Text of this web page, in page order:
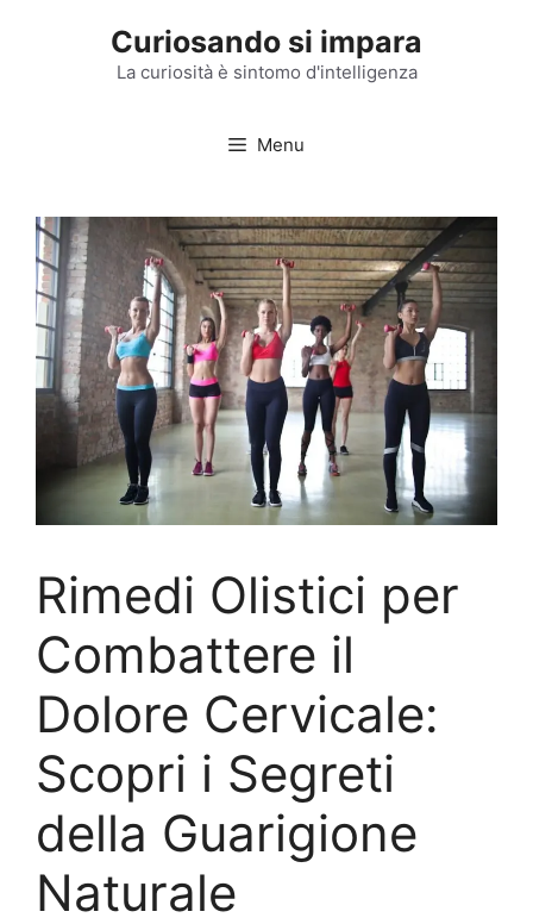
Curiosando si impara
La curiosità è sintomo d'intelligenza
Menu
Rimedi Olistici per
Combattere il
Dolore Cervicale:
Scopri i Segreti
della Guarigione
Naturale